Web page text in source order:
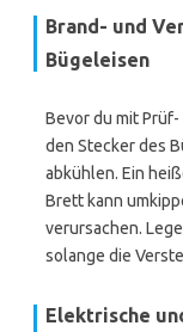
Brand- und
Bügeleisen
Bevor du mit
den Stecker des
abkühlen. Ein
Brett kann
verursachen.
solange die
Elektrische